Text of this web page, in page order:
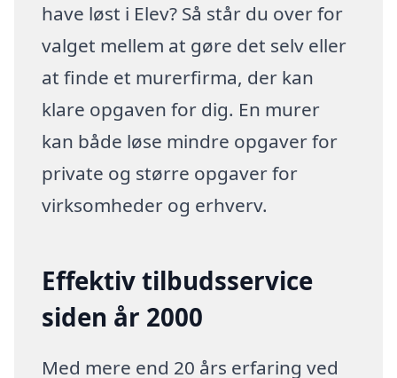
have løst i Elev? Så står du over for
valget mellem at gøre det selv eller
at finde et murerfirma, der kan
klare opgaven for dig. En murer
kan både løse mindre opgaver for
private og større opgaver for
virksomheder og erhverv.
Effektiv tilbudsservice
siden år 2000
Med mere end 20 års erfaring ved